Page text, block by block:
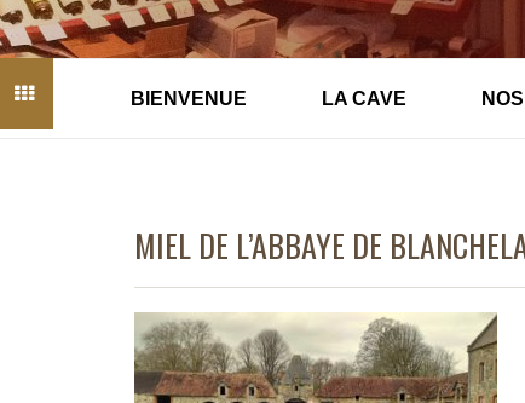
BIENVENUE LA CAVE
MIEL DE L’ABBAYE DE